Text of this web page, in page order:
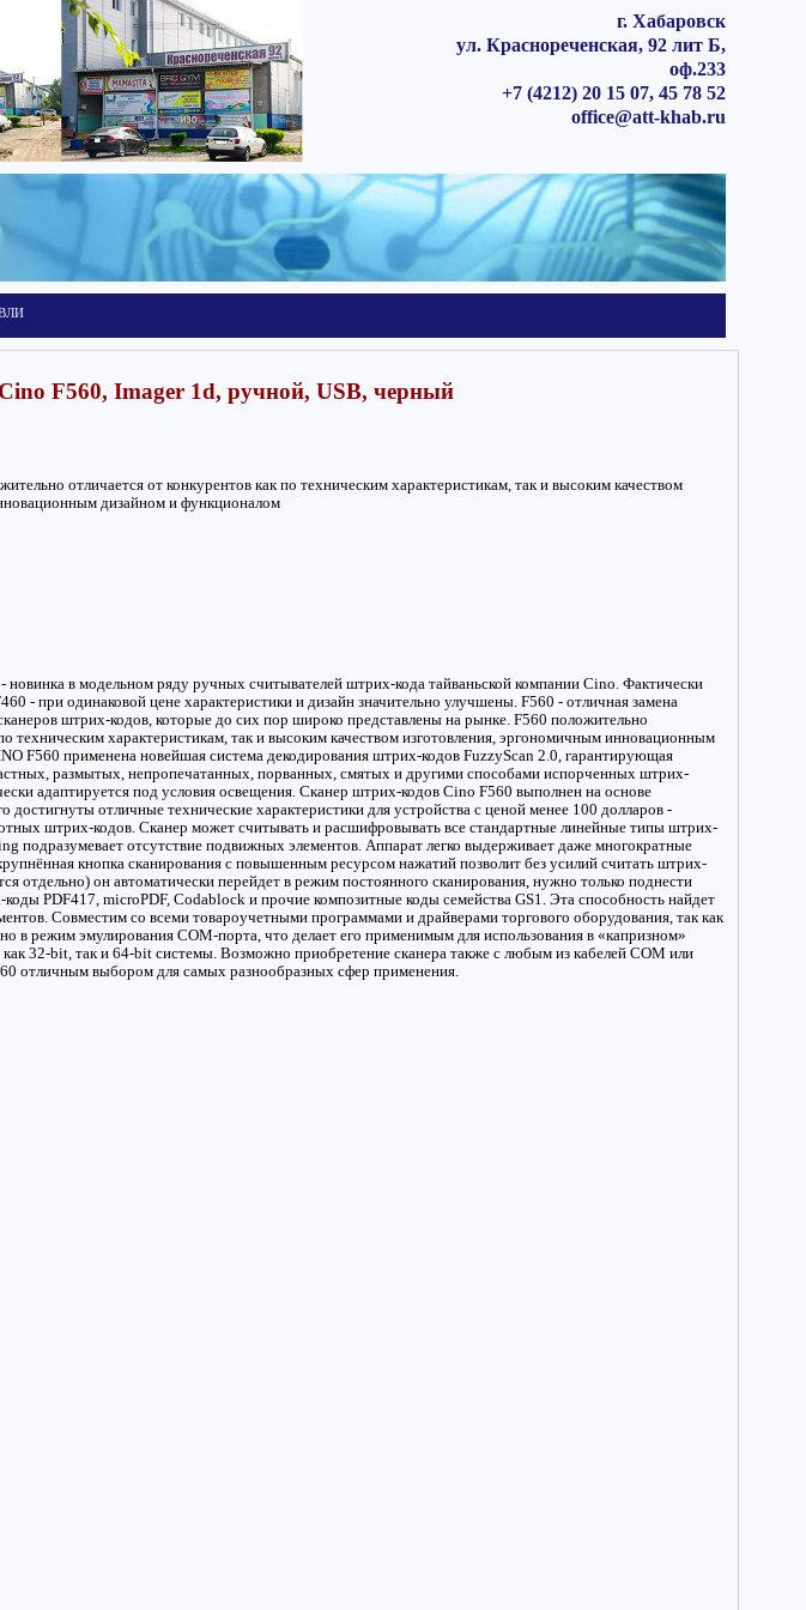
г. Хабаровск
ул. Краснореченская, 92 лит Б,
оф.233
+7 (4212) 20 15 07, 45 78 52
office@att-khab.ru
F560, Imager 1d, ручной, USB, черный
отличается от конкурентов как по техническим характеристикам, так и высоким качеством
дизайном и функционалом
в модельном ряду ручных считывателей штрих-кода тайваньской компании Cino. Фактически
- при одинаковой цене характеристики и дизайн значительно улучшены. F560 - отличная замена
штрих-кодов, которые до сих пор широко представлены на рынке. F560 положительно
техническим характеристикам, так и высоким качеством изготовления, эргономичным инновационным
F560 применена новейшая система декодирования штрих-кодов FuzzyScan 2.0, гарантирующая
размытых, непропечатанных, порванных, смятых и другими способами испорченных штрих-
адаптируется под условия освещения. Сканер штрих-кодов Cino F560 выполнен на основе
отличные технические характеристики для устройства с ценой менее 100 долларов -
штрих-кодов. Сканер может считывать и расшифровывать все стандартные линейные типы штрих-
подразумевает отсутствие подвижных элементов. Аппарат легко выдерживает даже многократные
кнопка сканирования с повышенным ресурсом нажатий позволит без усилий считать штрих-
отдельно) он автоматически перейдет в режим постоянного сканирования, нужно только поднести
PDF417, microPDF, Codablock и прочие композитные коды семейства GS1. Эта способность найдет
Совместим со всеми товароучетными программами и драйверами торгового оборудования, так как
режим эмулирования COM-порта, что делает его применимым для использования в «капризном»
32-bit, так и 64-bit системы. Возможно приобретение сканера также с любым из кабелей COM или
отличным выбором для самых разнообразных сфер применения.